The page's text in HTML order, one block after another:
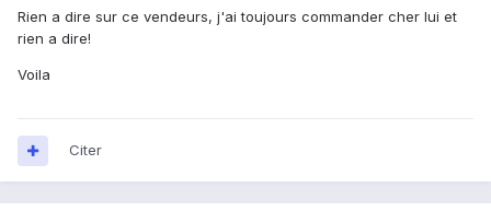
Rien a dire sur ce vendeurs, j'ai toujours commander cher lui et
rien a dire!
Voila
Citer